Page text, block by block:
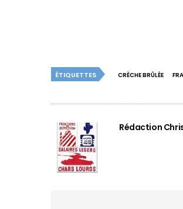
ÉTIQUETTES CRÈCHE BRÛLÉE
Rédaction